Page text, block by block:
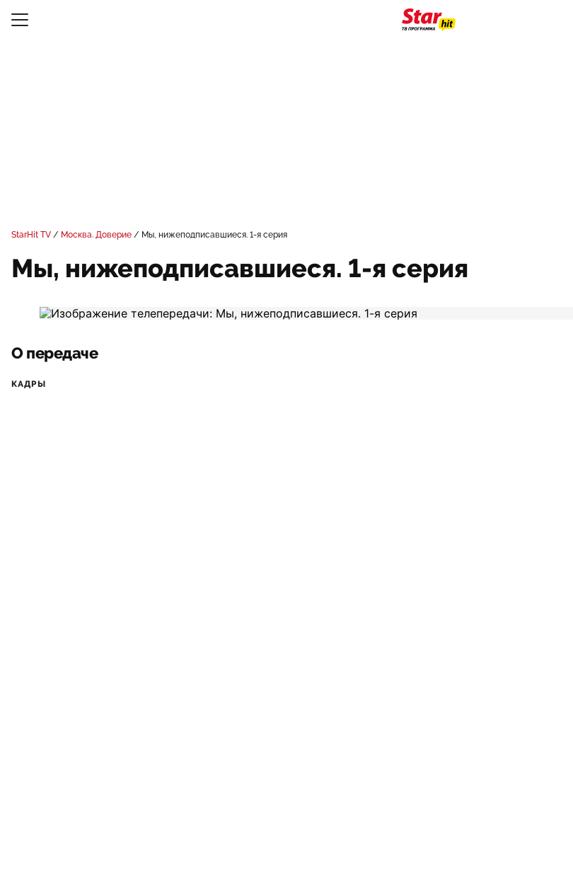
StarHit TV Москва. Доверие Мы, нижеподписавшиеся. 1-я серия
Мы, нижеподписавшиеся. 1-я серия
О передаче
КАДРЫ